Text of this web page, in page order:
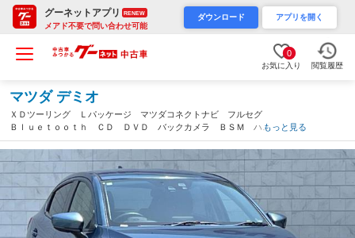
グーネットアプリ RENEW
メアド不要で問い合わせ可能
ダウンロード アプリを開く
0
お気に入り 閲覧履歴
マツダ デミオ
ＸＤツーリング Ｌパッケージ マツダコネクトナビ フルセグ
Ｂｌｕｅｔｏｏｔｈ ＣＤ ＤＶＤ バックカメラ ＢＳＭ ハー
フレザー 前席シートヒーター 衝突軽減ブレーキ パドルシフ
ト セーフティＰＫＧ レーダークルーズ ＥＴＣ２．０（群馬
県）
もっと見る